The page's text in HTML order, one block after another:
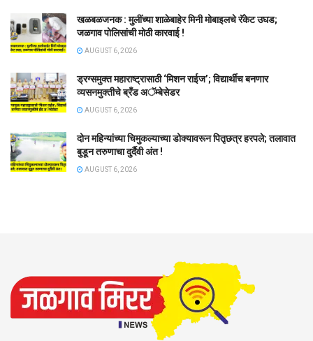
खळबळजनक : मुलींच्या शाळेबाहेर मिनी मोबाइलचे रॅकेट उघड;
जळगाव पोलिसांची मोठी कारवाई !
AUGUST 6, 2026
ड्रग्समुक्त महाराष्ट्रासाठी ‘मिशन राईज’; विद्यार्थीच बनणार
व्यसनमुक्तीचे ब्रँड अॅम्बेसेडर
AUGUST 6, 2026
दोन महिन्यांच्या चिमुकल्याच्या डोक्यावरून पितृछत्र हरपले; तलावात
बुडून तरुणाचा दुर्दैवी अंत !
AUGUST 6, 2026